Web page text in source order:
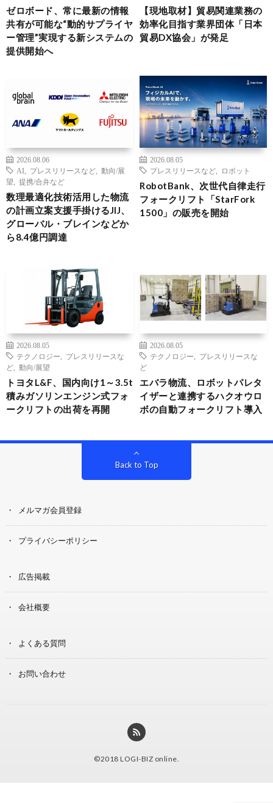
ゼロボード、常に最新の情報
共有が可能な“動的サプライヤ
ー管理”実現する新システムの
提供開始へ
【現地取材】貿易関連業務の
効率化目指す業界団体「日本
貿易DX協会」が発足
2026.08.06
AI
プレスリリースなど
動向/展
望
提携/合弁など
数理最適化技術活用した物流
の計画立案支援手掛けるJIJ、
グローバル・ブレインなどか
ら8.4億円調達
2026.08.05
プレスリリースなど
ロボット
RobotBank、次世代自律走行
フォークリフト「StarFork
1500」の販売を開始
2026.08.05
テクノロジー
プレスリリースな
ど
動向/展望
トヨタL&F、国内向け1～3.5t
積みガソリンエンジン式フォ
ークリフトの出荷を再開
2026.08.05
テクノロジー
プレスリリースな
ど
エバラ物流、ロボットパレタ
イザーと連携するハクオウロ
ボの自動フォークリフト導入
Back to Top
メルマガ会員登録
プライバシーポリシー
広告掲載
会社概要
よくある質問
お問い合わせ
©2018 LOGI-BIZ online.